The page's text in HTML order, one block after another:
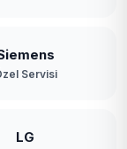
Servisi
LG